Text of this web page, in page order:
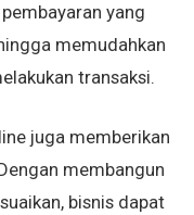
yang
memudahkan
transaksi.
juga memberikan
membangun
bisnis dapat